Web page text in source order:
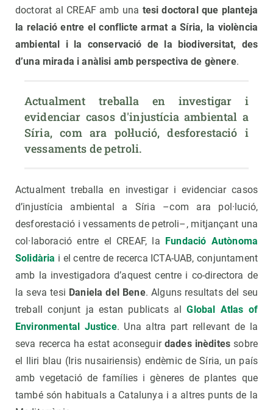
doctorat al CREAF amb una tesi doctoral que planteja
la relació entre el conflicte armat a Síria, la violència
ambiental i la conservació de la biodiversitat, des
d’una mirada i anàlisi amb perspectiva de gènere.
Actualment treballa en investigar i
evidenciar casos d'injustícia ambiental a
Síria, com ara pol·lució, desforestació i
vessaments de petroli.
Actualment treballa en investigar i evidenciar casos
d’injustícia ambiental a Síria –com ara pol·lució,
desforestació i vessaments de petroli–, mitjançant una
col·laboració entre el CREAF, la
Fundació Autònoma
Solidària i el centre de recerca ICTA-UAB, conjuntament
amb la investigadora d’aquest centre i co-directora de
la seva tesi Daniela del Bene. Alguns resultats del seu
treball conjunt ja estan publicats alGlobal Atlas of
Environmental Justice. Una altra part rellevant de la
seva recerca ha estat aconseguir dades inèdites sobre
el lliri blau (Iris nusairiensis) endèmic de Síria, un país
amb vegetació de famílies i gèneres de plantes que
també són habituals a Catalunya i a altres punts de la